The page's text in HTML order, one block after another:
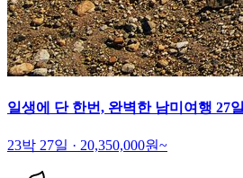
일생에 단 한번, 완벽한 남미여행 27일
23박 27일 · 20,350,000원~